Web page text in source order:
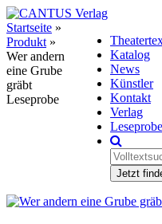
Katalog
News
Künstler
Kontakt
Verlag
Jetzt
Startseite »
Produkt »
Wer andern
eine Grube
gräbt
Leseprobe